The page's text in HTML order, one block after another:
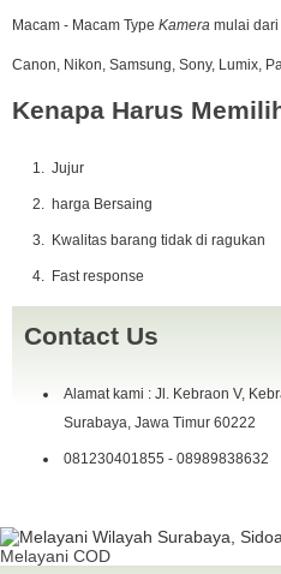
fisik mulus 97% sisanya pemakaian
batre 2-3 jam
Kelengkapan :
batre
charge
yang g da jangan di tanya,.,.,!!!
hargaAlhadmulillah SOLD
COD Kebraon Gang V, Pertokoan
Macam - Macam Type Kamera mulai dari
Canon, Nikon, Samsung, Sony, Lumix,
Kenapa Harus
Jujur
harga Bersaing
Kwalitas barang tidak di ragukan
Fast response
Contact Us
Alamat kami : Jl. Kebraon V,
Surabaya, Jawa Timur 60222
081230401855 - 08989838632
Melayani COD